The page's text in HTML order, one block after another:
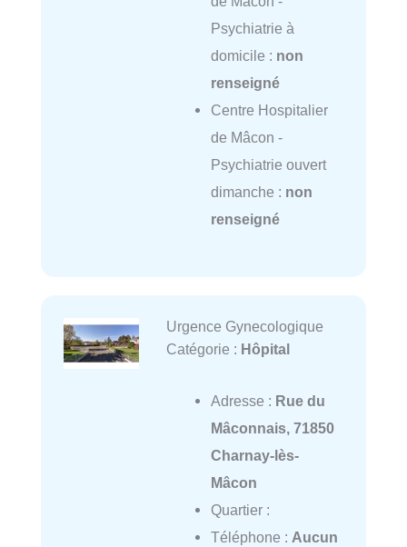
Psychiatrie à
domicile : non
renseigné
Centre Hospitalier
de Mâcon -
Psychiatrie ouvert
dimanche : non
renseigné
Urgence Gynecologique
Catégorie : Hôpital
Adresse : Rue du
Mâconnais, 71850
Charnay-lès-
Mâcon
Quartier :
Téléphone : Aucun